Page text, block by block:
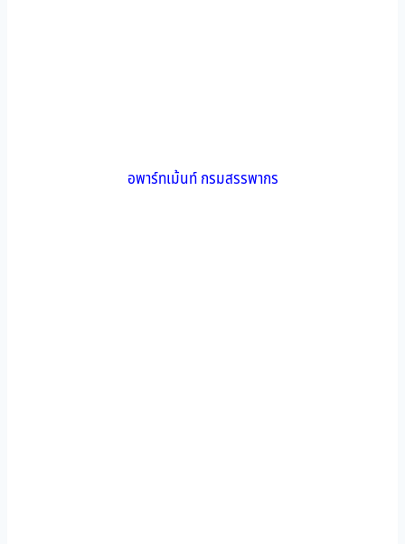
อพาร์ทเม้นท์ กรมสรรพากร